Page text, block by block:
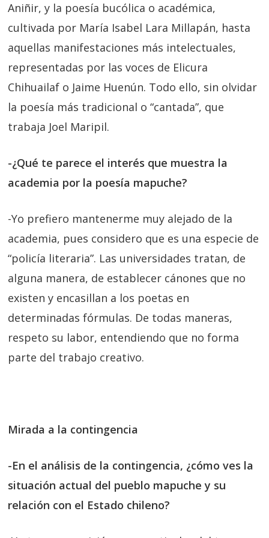
Aniñir, y la poesía bucólica o académica,
cultivada por María Isabel Lara Millapán, hasta
aquellas manifestaciones más intelectuales,
representadas por las voces de Elicura
Chihuailaf o Jaime Huenún. Todo ello, sin olvidar
la poesía más tradicional o “cantada”, que
trabaja Joel Maripil.
-¿Qué te parece el interés que muestra la
academia por la poesía mapuche?
-Yo prefiero mantenerme muy alejado de la
academia, pues considero que es una especie de
“policía literaria”. Las universidades tratan, de
alguna manera, de establecer cánones que no
existen y encasillan a los poetas en
determinadas fórmulas. De todas maneras,
respeto su labor, entendiendo que no forma
parte del trabajo creativo.
Mirada a la contingencia
-En el análisis de la contingencia, ¿cómo ves la
situación actual del pueblo mapuche y su
relación con el Estado chileno?